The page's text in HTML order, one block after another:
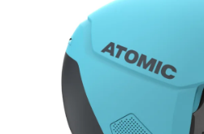
hvězdiček.